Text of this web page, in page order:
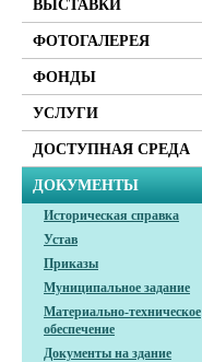
ВЫСТАВКИ
ФОТОГАЛЕРЕЯ
ФОНДЫ
УСЛУГИ
ДОСТУПНАЯ СРЕДА
ДОКУМЕНТЫ
Историческая справка
Устав
Приказы
Муниципальное задание
Материально-техническое
обеспечение
Документы на здание